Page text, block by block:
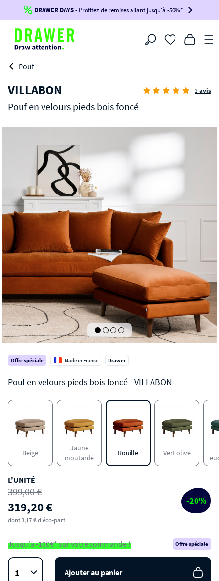
Jusqu'à-100€*sur votre commande !
BIKINI100
-voir conditions en bas de page-
DRAWER DAYS- Profitez de remises allant jusqu'à -50%*
Filtrer
Pouf
VILLABON
Pouf en velours pieds bois foncé
3 avis
Offre spéciale Made in France Drawer
VILLABON
Pouf en velours pieds bois foncé
Beige
Jaune
moutarde
Rouille Vert olive
L'UNITÉ
399,00 €
319,20 € -20%
dont 3,17 €d'éco-part
Jusqu'à -100€* sur votre commande ! Offre spéciale
Ajouter au panier